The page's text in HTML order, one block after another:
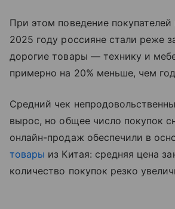
При этом поведение покупателей
2025 году россияне стали реже
дорогие товары — технику и
примерно на 20% меньше, чем
Средний чек
вырос, но общее число покупок
онлайн-продаж обеспечили в
товары из Китая: средняя цена
количество покупок резко